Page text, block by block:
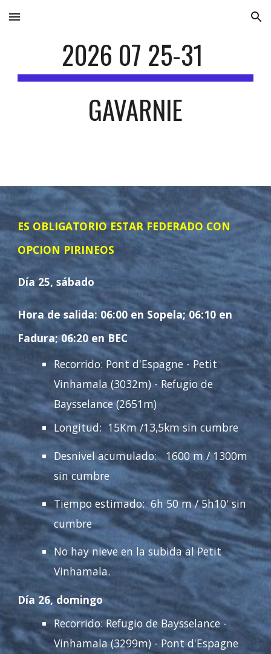
Skip to main content Skip to navigation
2026 07 25-31
GAVARNIE
ES OBLIGATORIO ESTAR FEDERADO CON
OPCION PIRINEOS
Día 25, sábado
Hora de salida: 06:00 en Sopela; 06:10 en
Fadura; 06:20 en BEC
Recorrido:Pont d'Espagne -Petit
Vinhamala (3032m) - Refugio de
Baysselance (2651m)
Longitud: 15Km /13,5km sin cumbre
Desnivel acumulado: 1600 m/ 1300m
sin cumbre
Tiempo estimado:6h 50m / 5h10' sin
cumbre
No hay nieve en la subida al Petit
Vinhamala.
Día 26, domingo
Recorrido: Refugio de Baysselance -
Vinhamala (3299m) - Pont d'Espagne